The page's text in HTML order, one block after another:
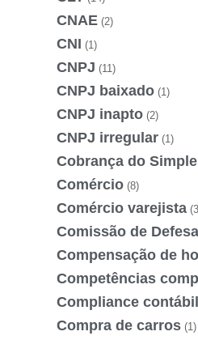
CNAE (2)
CNI (1)
CNPJ (11)
CNPJ baixado (1)
CNPJ inapto (2)
CNPJ irregular (1)
Cobrança do
Comércio (8)
Comércio varejista
Comissão de
Compensação de
Competências
Compliance contábil
Compra de carros (1)